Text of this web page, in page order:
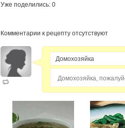
Уже поделились: 0
Комментарии к рецепту отсутствуют
Домохозяйка,